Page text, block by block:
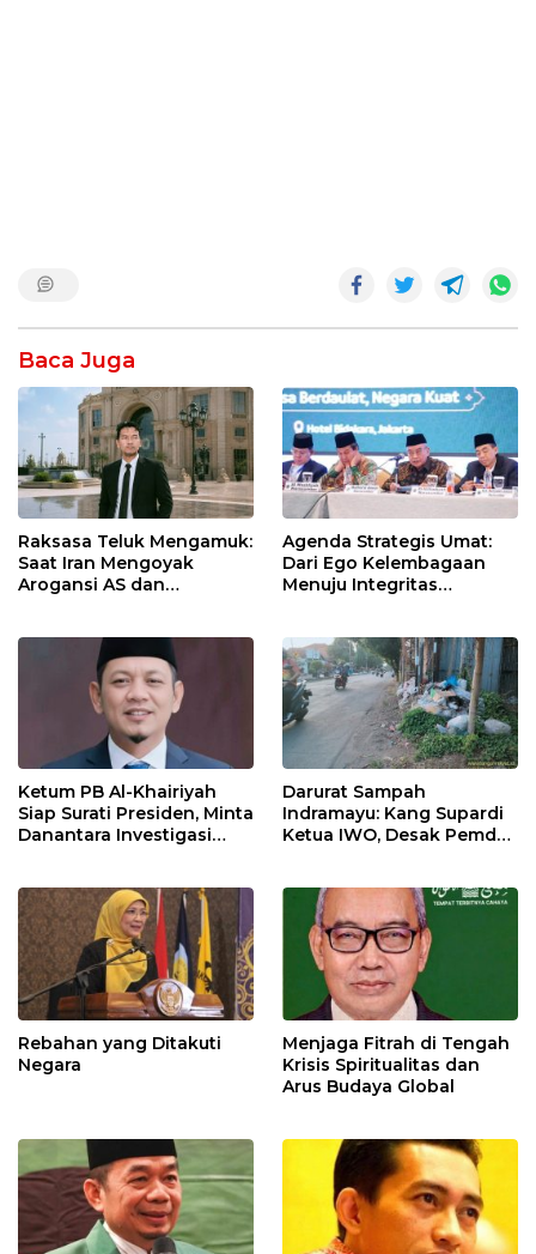
Baca Juga
Raksasa Teluk Mengamuk:
Saat Iran Mengoyak
Arogansi AS dan
Agenda Strategis Umat:
Dari Ego Kelembagaan
Menuju Integritas
Ketum PB Al-Khairiyah
Siap Surati Presiden, Minta
Danantara Investigasi
Darurat Sampah
Indramayu: Kang Supardi
Ketua IWO, Desak Pemda
Sampah Liar!
Rebahan yang Ditakuti
Negara
Menjaga Fitrah di Tengah
Krisis Spiritualitas dan
Arus Budaya Global